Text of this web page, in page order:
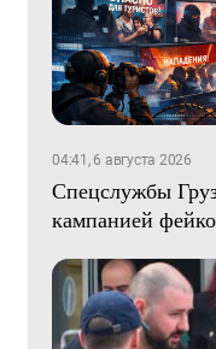
04:41, 6 августа 2026
Спецслужбы
кампанией